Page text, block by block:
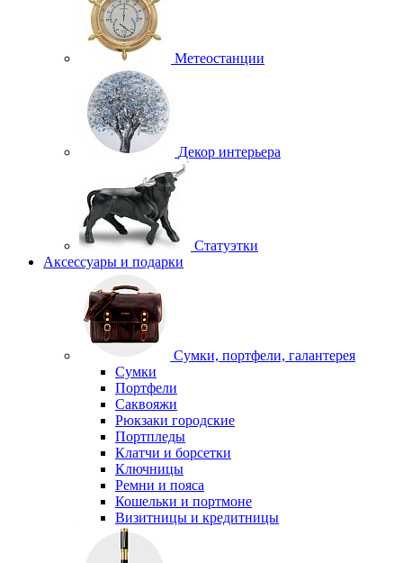
Метеостанции
Декор интерьера
Статуэтки
Аксессуары и подарки
Сумки, портфели, галантерея
Сумки
Портфели
Саквояжи
Рюкзаки городские
Портпледы
Клатчи и борсетки
Ключницы
Ремни и пояса
Кошельки и портмоне
Визитницы и кредитницы